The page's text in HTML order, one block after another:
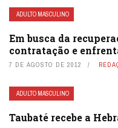
ADULTO MASCULINO
Em busca da
contratação e
7 DE AGOSTO DE 2012
ADULTO MASCULINO
Taubaté recebe a